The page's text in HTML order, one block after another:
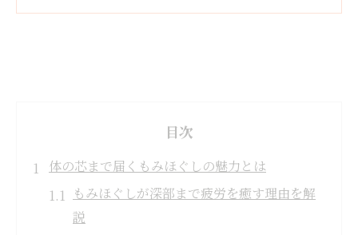
目次
体の芯まで届くもみほぐしの魅力とは
もみほぐしが深部まで疲労を癒す理由を解
説